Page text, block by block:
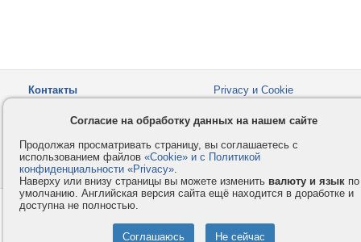
Контакты
Privacy и Cookie
Как оплатить
Форумы
© 2008-2026VMESTE.EU
Согласие на обработку данных на нашем сайте
Продолжая просматривать страницу, вы соглашаетесь с
использованием файлов «Cookie» и с Политикой
конфиденциальности «Privacy».
Наверху или внизу страницы вы можете изменить валюту и язык по
умолчанию. Английская версия сайта ещё находится в доработке и
доступна не полностью.